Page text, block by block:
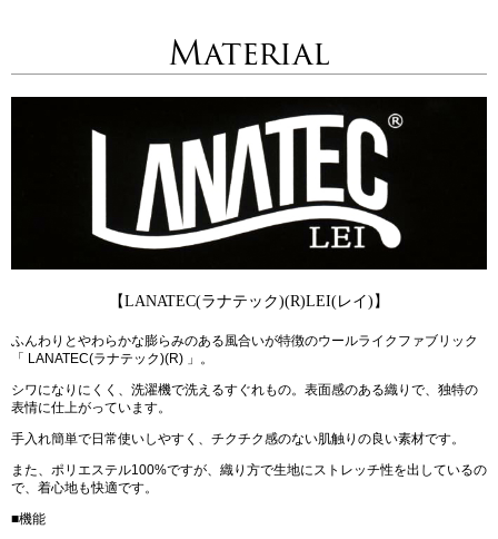
Material
【LANATEC(ラナテック)(R)LEI(レイ)】
ふんわりとやわらかな膨らみのある風合いが特徴のウールライクファブリック
「 LANATEC(ラナテック)(R) 」。
シワになりにくく、洗濯機で洗えるすぐれもの。表面感のある織りで、独特の
表情に仕上がっています。
手入れ簡単で日常使いしやすく、チクチク感のない肌触りの良い素材です。
また、ポリエステル100%ですが、織り方で生地にストレッチ性を出しているの
で、着心地も快適です。
■機能